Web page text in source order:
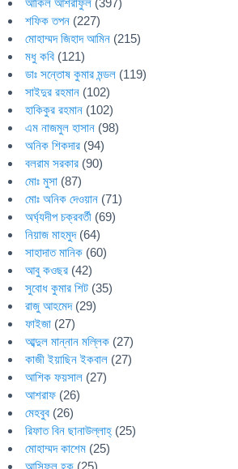
আকিল আশরাফুল (397)
শফিক তপন (227)
মোহাম্মদ জিহাদ আমিন (215)
মধু কবি (121)
ডাঃ সন্তোষ কুমার মন্ডল (119)
সাইদুর রহমান (102)
হাকিকুর রহমান (102)
এম নাজমুল হাসান (98)
অনিক শিকদার (94)
বলরাম সরকার (90)
মোঃ মুসা (87)
মোঃ অনিক দেওয়ান (71)
অর্ঘ্যদীপ চক্রবর্তী (69)
নিয়াজ মাহমুদ(64)
সাহাদাত মানিক (60)
আবু কওছর (42)
সুবোধ কুমার শিট (35)
রাজু আহমেদ(29)
ফাইজা (27)
আব্দুল মান্নান মল্লিক (27)
কাজী ইয়াছিন ইকবাল (27)
আশিক ফয়সাল (27)
আশরাফ (26)
মেহবুব (26)
রিফাত বিন ছানাউল্লাহ্ (25)
মোহাম্মদ কাশেম (25)